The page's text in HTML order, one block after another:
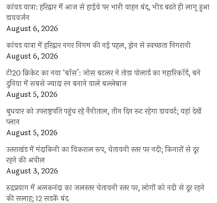
कांवड़ यात्रा: हरिद्वार में आज से हाईवे पर भारी वाहन बंद, भीड़ बढ़ते ही लागू हुआ
डायवर्जन
August 6, 2026
कांवड़ यात्रा में हरिद्वार नगर निगम की नई पहल, ड्रोन से स्वच्छता निगरानी
August 6, 2026
टी20 क्रिकेट का नया ‘बॉस’: जोस बटलर ने तोड़ा पोलार्ड का महारिकॉर्ड, बने
दुनिया में सबसे ज्यादा रन बनाने वाले बल्लेबाज
August 5, 2026
बुधवार को उपराष्ट्रपति पहुंच रहे नैनीताल, तीन दिन रूट रहेगा डायवर्ट; यहां देखें
प्‍लान
August 5, 2026
उत्तराखंड में मंदाकिनी का विकराल रूप, चेतावनी स्तर पर नदी; किनारों से दूर
रहने की अपील
August 3, 2026
रुद्रप्रयाग में अलकनंदा का जलस्तर चेतावनी स्तर पर, लोगों को नदी से दूर रहने
की सलाह; 12 सड़कें बंद